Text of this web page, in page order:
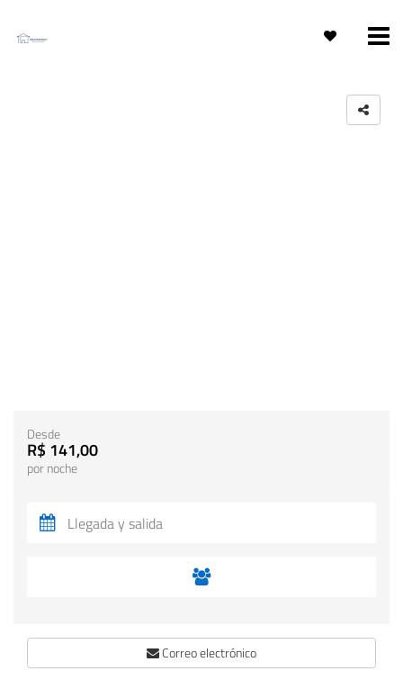
Desde
R$ 141,00
por noche
Correo electrónico